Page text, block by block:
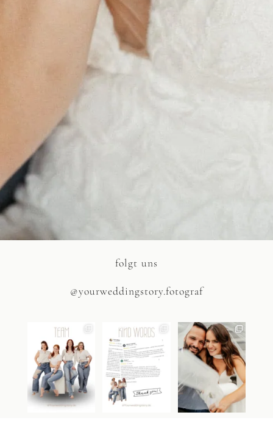
folgt uns
@yourweddingstory.fotograf